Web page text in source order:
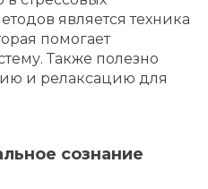
является техника
помогает
Также полезно
и релаксацию для
сознание